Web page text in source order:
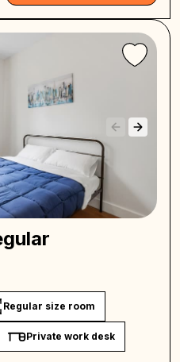
Regular size room
Private work desk